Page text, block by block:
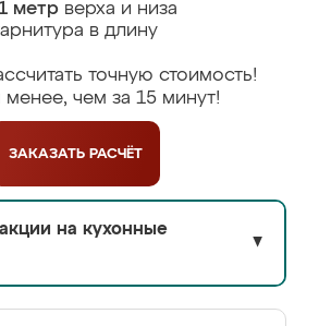
метрверха и низа
в длину
точную стоимость!
менее, чем за 15 минут!
ЗАКАЗАТЬ РАСЧЁТ
на кухонные
▼